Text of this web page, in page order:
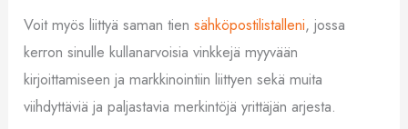
Voit myös liittyä saman tiensähköpostilistalleni, jossa
kerron sinulle kullanarvoisia vinkkejä myyvään
kirjoittamiseen ja markkinointiin liittyen sekä muita
viihdyttäviä ja paljastavia merkintöjä yrittäjän arjesta.